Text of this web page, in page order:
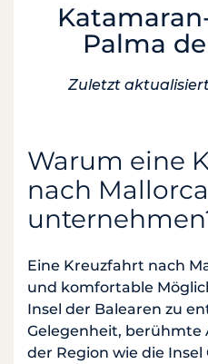
Palma
Zuletzt
Warum eine
nach Mallorca
Eine Kreuzfahrt nach
und komfortable
Insel der Balearen zu
Gelegenheit, berühmte
der Region wie die Insel